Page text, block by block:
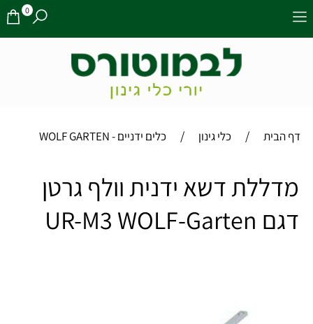
0
דף הבית / כלי גינון / כלים ידניים - WOLF GARTEN
מדללת דשא ידנית וולף גרטן
דגם UR-M3 WOLF-Garten